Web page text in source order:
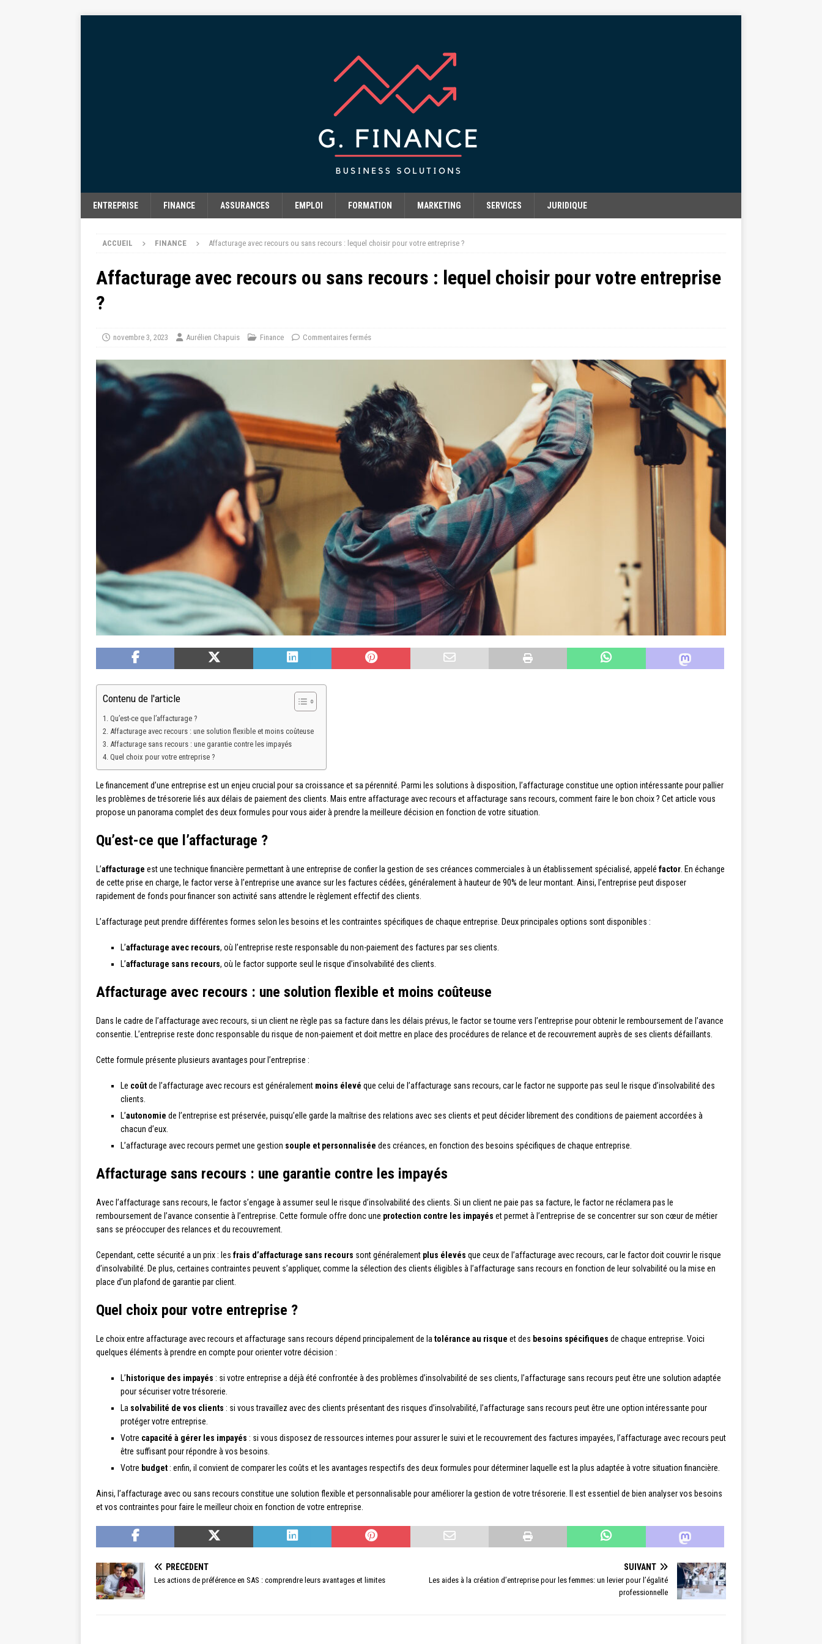
ENTREPRISE FINANCE ASSURANCES EMPLOI FORMATION MARKETING SERVICES JURIDIQUE
ACCUEIL FINANCE Affacturage avec recours ou sans recours : lequel choisir pour votre entreprise ?
Affacturage avec recours ou sans recours : lequel choisir pour votre entreprise
?
novembre 3, 2023 Aurélien Chapuis Finance Commentaires fermés
Contenu de l'article
Qu’est-ce que l’affacturage ?
Affacturage avec recours : une solution flexible et moins coûteuse
Affacturage sans recours : une garantie contre les impayés
Quel choix pour votre entreprise ?
Le financement d’une entreprise est un enjeu crucial pour sa croissance et sa pérennité. Parmi les solutions à disposition, l’affacturage constitue une option intéressante pour pallier
les problèmes de trésorerie liés aux délais de paiement des clients. Mais entre affacturage avec recours et affacturage sans recours, comment faire le bon choix ? Cet article vous
propose un panorama complet des deux formules pour vous aider à prendre la meilleure décision en fonction de votre situation.
Qu’est-ce que l’affacturage ?
L’affacturage est une technique financière permettant à une entreprise de confier la gestion de ses créances commerciales à un établissement spécialisé, appelé factor . En échange
de cette prise en charge, le factor verse à l’entreprise une avance sur les factures cédées, généralement à hauteur de 90% de leur montant. Ainsi, l’entreprise peut disposer
rapidement de fonds pour financer son activité sans attendre le règlement effectif des clients.
L’affacturage peut prendre différentes formes selon les besoins et les contraintes spécifiques de chaque entreprise. Deux principales options sont disponibles :
L’affacturage avec recours, où l’entreprise reste responsable du non-paiement des factures par ses clients.
L’affacturage sans recours, où le factor supporte seul le risque d’insolvabilité des clients.
Affacturage avec recours : une solution flexible et moins coûteuse
Dans le cadre de l’affacturage avec recours, si un client ne règle pas sa facture dans les délais prévus, le factor se tourne vers l’entreprise pour obtenir le remboursement de l’avance
consentie. L’entreprise reste donc responsable du risque de non-paiement et doit mettre en place des procédures de relance et de recouvrement auprès de ses clients défaillants.
Cette formule présente plusieurs avantages pour l’entreprise :
Le coûtde l’affacturage avec recours est généralement moins élevé que celui de l’affacturage sans recours, car le factor ne supporte pas seul le risque d’insolvabilité des
clients.
L’autonomie de l’entreprise est préservée, puisqu’elle garde la maîtrise des relations avec ses clients et peut décider librement des conditions de paiement accordées à
chacun d’eux.
L’affacturage avec recours permet une gestion souple et personnalisée des créances, en fonction des besoins spécifiques de chaque entreprise.
Affacturage sans recours : une garantie contre les impayés
Avec l’affacturage sans recours, le factor s’engage à assumer seul le risque d’insolvabilité des clients. Si un client ne paie pas sa facture, le factor ne réclamera pas le
remboursement de l’avance consentie à l’entreprise. Cette formule offre donc une protection contre les impayés et permet à l’entreprise de se concentrer sur son cœur de métier
sans se préoccuper des relances et du recouvrement.
Cependant, cette sécurité a un prix : les frais d’affacturage sans recours sont généralement plus élevés que ceux de l’affacturage avec recours, car le factor doit couvrir le risque
d’insolvabilité. De plus, certaines contraintes peuvent s’appliquer, comme la sélection des clients éligibles à l’affacturage sans recours en fonction de leur solvabilité ou la mise en
place d’un plafond de garantie par client.
Quel choix pour votre entreprise ?
Le choix entre affacturage avec recours et affacturage sans recours dépend principalement de la tolérance au risque et des besoins spécifiques de chaque entreprise. Voici
quelques éléments à prendre en compte pour orienter votre décision :
L’ historique des impayés : si votre entreprise a déjà été confrontée à des problèmes d’insolvabilité de ses clients, l’affacturage sans recours peut être une solution adaptée
pour sécuriser votre trésorerie.
La solvabilité de vos clients : si vous travaillez avec des clients présentant des risques d’insolvabilité, l’affacturage sans recours peut être une option intéressante pour
protéger votre entreprise.
Votre capacité à gérer les impayés : si vous disposez de ressources internes pour assurer le suivi et le recouvrement des factures impayées, l’affacturage avec recours peut
être suffisant pour répondre à vos besoins.
Votre budget : enfin, il convient de comparer les coûts et les avantages respectifs des deux formules pour déterminer laquelle est la plus adaptée à votre situation financière.
Ainsi, l’affacturage avec ou sans recours constitue une solution flexible et personnalisable pour améliorer la gestion de votre trésorerie. Il est essentiel de bien analyser vos besoins
et vos contraintes pour faire le meilleur choix en fonction de votre entreprise.
PRÉCÉDENT
Les actions de préférence en SAS : comprendre leurs avantages et limites
SUIVANT
Les aides à la création d’entreprise pour les femmes: un levier pour l’égalité
professionnelle